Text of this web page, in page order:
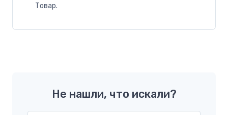
Товар.
Не нашли, что искали?